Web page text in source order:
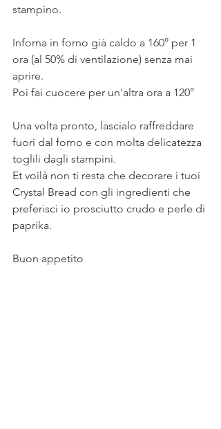
stampino.
Inforna in forno già caldo a 160° per 1
ora (al 50% di ventilazione) senza mai
aprire.
Poi fai cuocere per un'altra ora a 120°
Una volta pronto, lascialo raffreddare
fuori dal forno e con molta delicatezza
toglili dagli stampini.
Et voilà non ti resta che decorare i tuoi
Crystal Bread con gli ingredienti che
preferisci io prosciutto crudo e perle di
paprika.
Buon appetito